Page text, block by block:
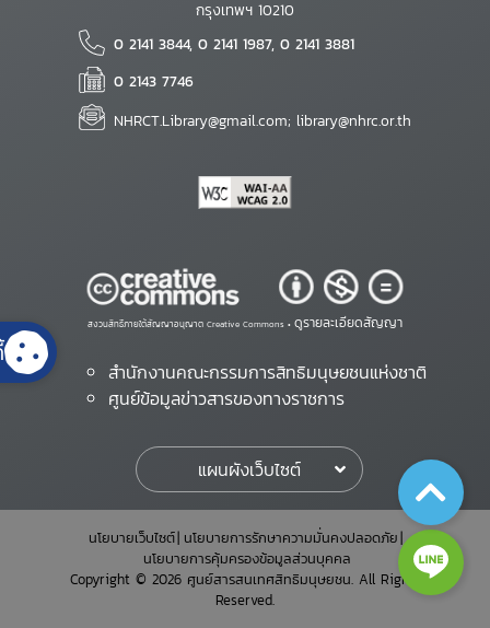
กรุงเทพฯ 10210
0 2141 3844, 0 2141 1987, 0 2141 3881
0 2143 7746
NHRCT.Library@gmail.com; library@nhrc.or.th
สงวนสิทธิ์ภายใต้สัญญาอนุญาต Creative Commons • ดูรายละเอียดสัญญา
สำนักงานคณะกรรมการสิทธิมนุษยชนแห่งชาติ
ศูนย์ข้อมูลข่าวสารของทางราชการ
แผนผังเว็บไซต์
นโยบายเว็บไซต์ นโยบายการรักษาความมั่นคงปลอดภัย
นโยบายการคุ้มครองข้อมูลส่วนบุคคล
Copyright © 2026 ศูนย์สารสนเทศสิทธิมนุษยชน. All Rights
Reserved.